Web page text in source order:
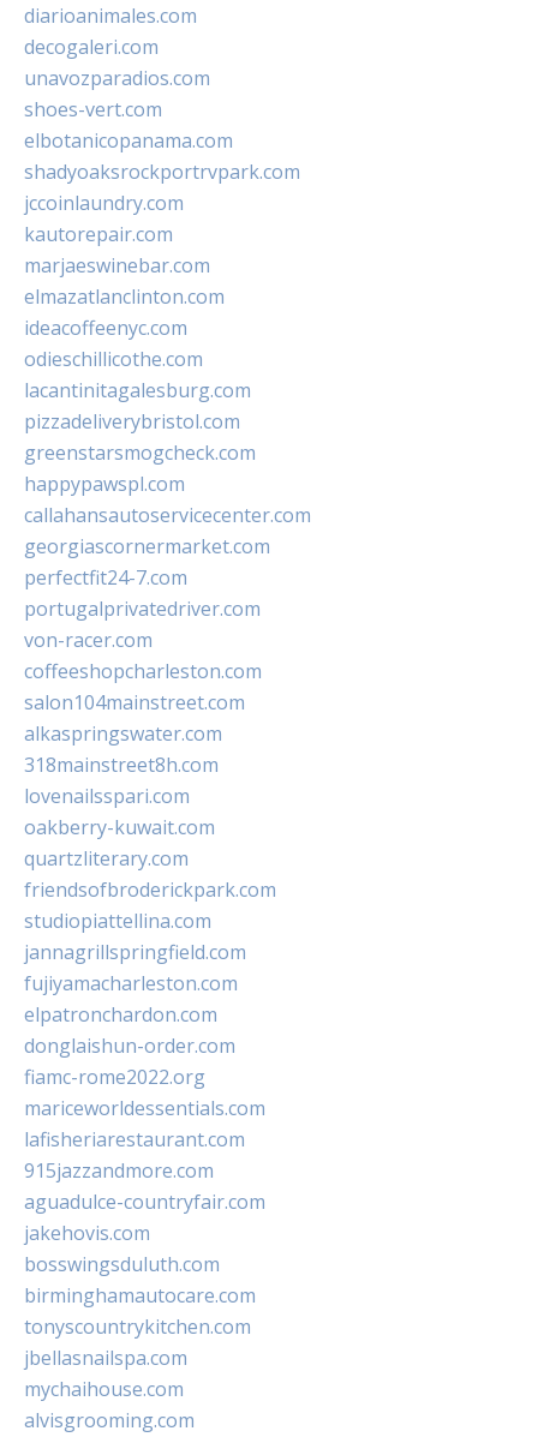
diarioanimales.com
decogaleri.com
unavozparadios.com
shoes-vert.com
elbotanicopanama.com
shadyoaksrockportrvpark.com
jccoinlaundry.com
kautorepair.com
marjaeswinebar.com
elmazatlanclinton.com
ideacoffeenyc.com
odieschillicothe.com
lacantinitagalesburg.com
pizzadeliverybristol.com
greenstarsmogcheck.com
happypawspl.com
callahansautoservicecenter.com
georgiascornermarket.com
perfectfit24-7.com
portugalprivatedriver.com
von-racer.com
coffeeshopcharleston.com
salon104mainstreet.com
alkaspringswater.com
318mainstreet8h.com
lovenailsspari.com
oakberry-kuwait.com
quartzliterary.com
friendsofbroderickpark.com
studiopiattellina.com
jannagrillspringfield.com
fujiyamacharleston.com
elpatronchardon.com
donglaishun-order.com
fiamc-rome2022.org
mariceworldessentials.com
lafisheriarestaurant.com
915jazzandmore.com
aguadulce-countryfair.com
jakehovis.com
bosswingsduluth.com
birminghamautocare.com
tonyscountrykitchen.com
jbellasnailspa.com
mychaihouse.com
alvisgrooming.com